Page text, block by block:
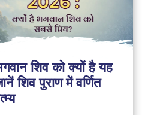
शिव को क्यों है यह
शिव पुराण में वर्णित